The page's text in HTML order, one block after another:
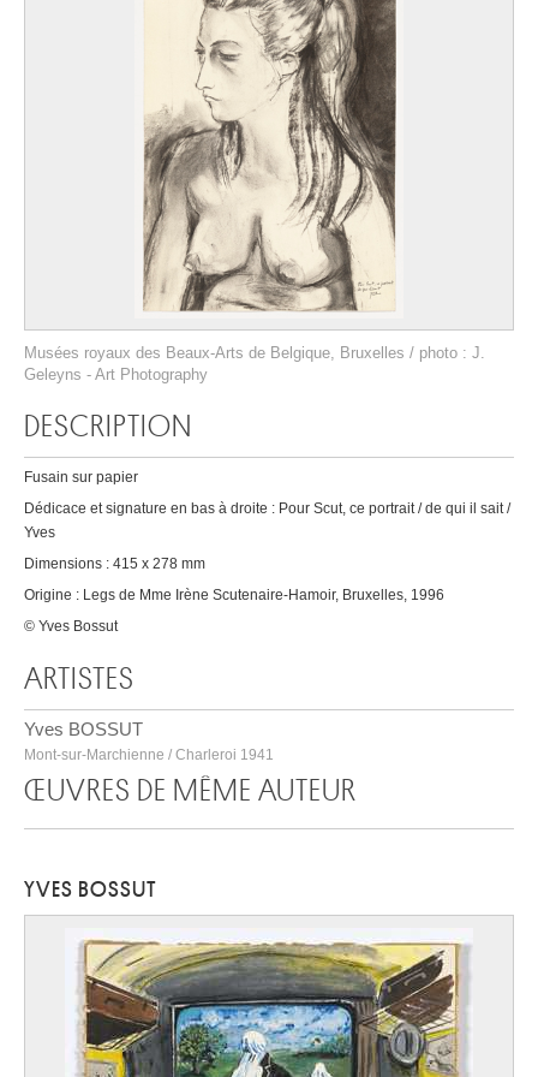
Musées royaux des Beaux-Arts de Belgique, Bruxelles / photo : J.
Geleyns - Art Photography
DESCRIPTION
Fusain sur papier
Dédicace et signature en bas à droite : Pour Scut, ce portrait / de qui il sait /
Yves
Dimensions : 415 x 278 mm
Origine : Legs de Mme Irène Scutenaire-Hamoir, Bruxelles, 1996
© Yves Bossut
ARTISTES
Yves BOSSUT
Mont-sur-Marchienne / Charleroi 1941
ŒUVRES DE MÊME AUTEUR
YVES BOSSUT